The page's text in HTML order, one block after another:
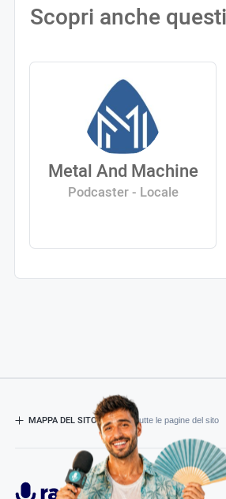
Scopri anche
Metal And Machine
Podcaster - Locale
MAPPA DEL SITO- Esplora tutte le pagine del sito